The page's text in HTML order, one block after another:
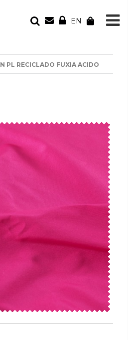
EN
bolsa está vacía
PL RECICLADO FUXIA ACIDO